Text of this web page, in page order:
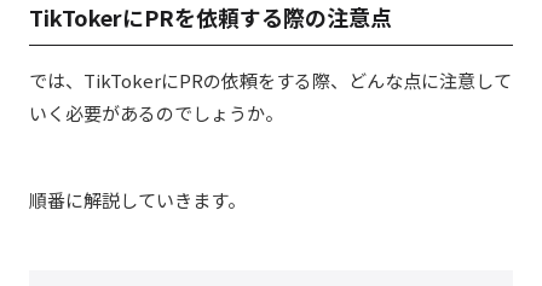
TikTokerにPRを依頼する際の注意点
では、TikTokerにPRの依頼をする際、どんな点に注意して
いく必要があるのでしょうか。
順番に解説していきます。